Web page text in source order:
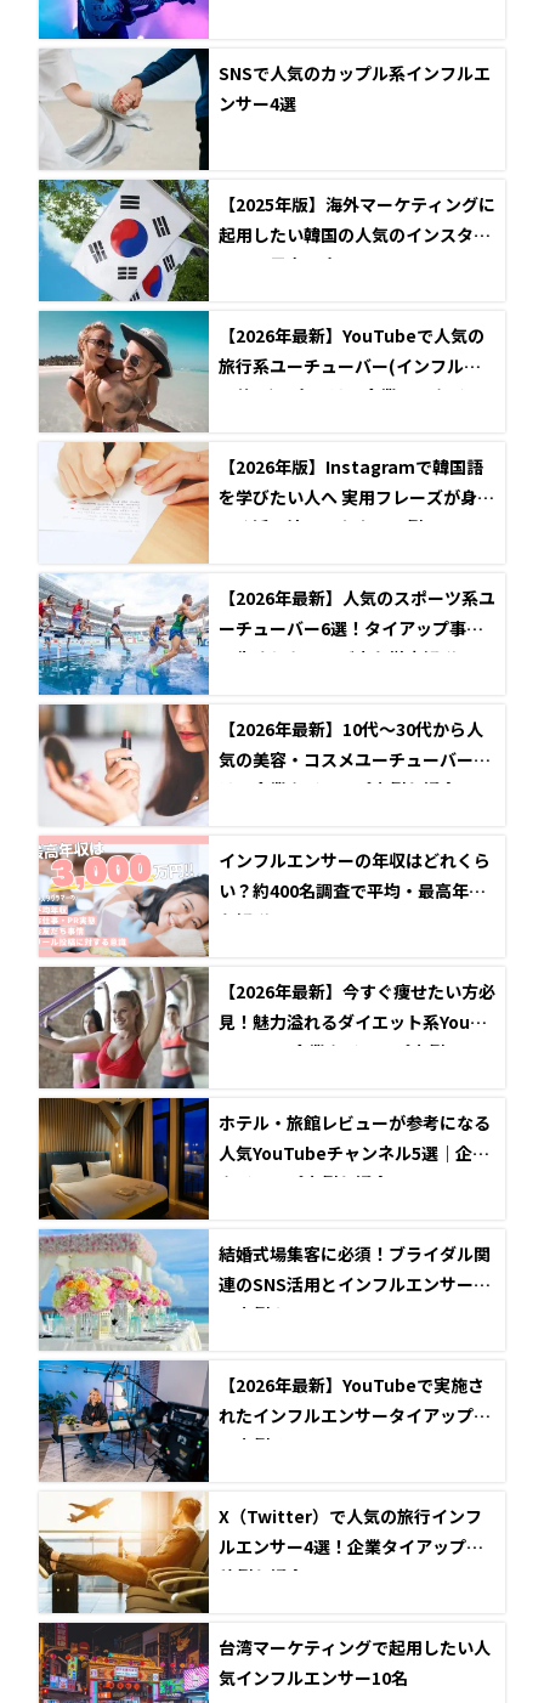
SNSで人気のカップル系インフルエ
ンサー4選
【2025年版】海外マーケティングに
起用したい韓国の人気のインスタグ
ラマー男女10名
【2026年最新】YouTubeで人気の
旅行系ユーチューバー(インフルエ
ンサー)12名とは？企業とのタイア
【2026年版】Instagramで韓国語
を学びたい人へ 実用フレーズが身に
つく活用法とアカウント例
【2026年最新】人気のスポーツ系ユ
ーチューバー6選！タイアップ事例
と失敗しない選び方を徹底解説
【2026年最新】10代～30代から人
気の美容・コスメユーチューバーと
は？企業タイアップ事例も紹介
インフルエンサーの年収はどれくら
い？約400名調査で平均・最高年収
を解説
【2026年最新】今すぐ痩せたい方必
見！魅力溢れるダイエット系YouTu
ber5選と企業タイアップ事例
ホテル・旅館レビューが参考になる
人気YouTubeチャンネル5選｜企業
タイアップ事例も紹介
結婚式場集客に必須！ブライダル関
連のSNS活用とインフルエンサー成
功事例まとめ
【2026年最新】YouTubeで実施さ
れたインフルエンサータイアップ成
功事例5選
X（Twitter）で人気の旅行インフ
ルエンサー4選！企業タイアップ投
稿例も紹介
台湾マーケティングで起用したい人
気インフルエンサー10名